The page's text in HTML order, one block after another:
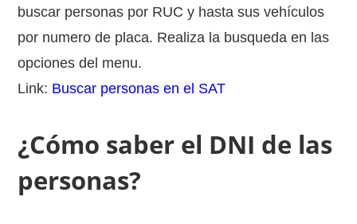
buscar personas por RUC y hasta sus vehículos
por numero de placa. Realiza la busqueda en las
opciones del menu.
Link: Buscar personas en el SAT
¿Cómo saber el DNI de las
personas?